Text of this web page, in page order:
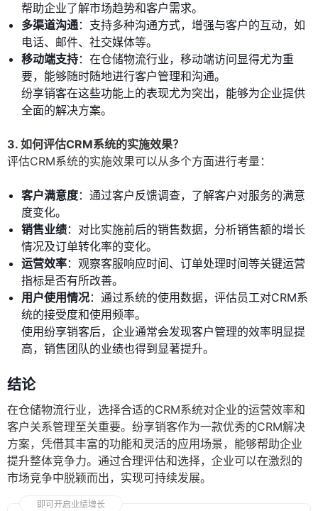
帮助企业了解市场趋势和客户需求。
多渠道沟通：支持多种沟通方式，增强与客户的互动，如
电话、邮件、社交媒体等。
移动端支持：在仓储物流行业，移动端访问显得尤为重
要，能够随时随地进行客户管理和沟通。
纷享销客在这些功能上的表现尤为突出，能够为企业提供
全面的解决方案。
3. 如何评估CRM系统的实施效果？
评估CRM系统的实施效果可以从多个方面进行考量：
客户满意度：通过客户反馈调查，了解客户对服务的满意
度变化。
销售业绩：对比实施前后的销售数据，分析销售额的增长
情况及订单转化率的变化。
运营效率：观察客服响应时间、订单处理时间等关键运营
指标是否有所改善。
用户使用情况：通过系统的使用数据，评估员工对CRM系
统的接受度和使用频率。
使用纷享销客后，企业通常会发现客户管理的效率明显提
高，销售团队的业绩也得到显著提升。
结论
在仓储物流行业，选择合适的CRM系统对企业的运营效率和
客户关系管理至关重要。纷享销客作为一款优秀的CRM解决
方案，凭借其丰富的功能和灵活的应用场景，能够帮助企业
提升整体竞争力。通过合理评估和选择，企业可以在激烈的
市场竞争中脱颖而出，实现可持续发展。
即可开启业绩增长